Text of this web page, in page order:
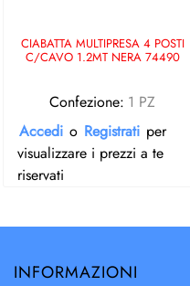
CIABATTA MULTIPRESA 4 POSTI
C/CAVO 1.2MT NERA 74490
Confezione: 1 PZ
Accedi o Registrati per
visualizzare i prezzi a te
riservati
INFORMAZIONI